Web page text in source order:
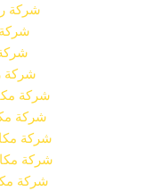
شركة
شركة
شركة
شركة
شركة
شركة
شركة